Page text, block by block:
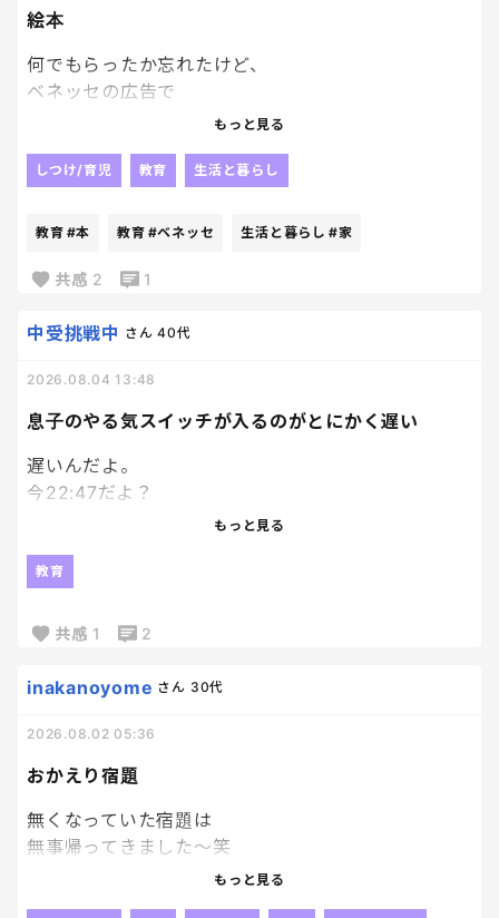
絵本
何でもらったか忘れたけど、
ベネッセの広告で
どうせぺらっぺらの本が届くんだろうな、
絵本大好き人間の長男にと、
ちょっと想定外にちゃんとした本届いてびっくり。
ていうか普通の本！
Ｗ抽選付のものだったんだけど、
あまりにちゃんとした本届いたから、
もっと見る
しつけ/育児 教育 生活と暮らし
教育 #本 教育 #ベネッセ 生活と暮らし #家
共感 2 1
息子のやる気スイッチが入るのがとにかく遅い
中受挑戦中 さん 40代
2026.08.04 13:48
遅いんだよ。
今22:47だよ？
エンジンかかり始めたのが22時過ぎってなんなん。
模試の解き直ししてるのはえらいよ！
って嬉しいよ！？
でもね、時間見て？
もっと見る
教育
共感 1 2
おかえり宿題
inakanoyome さん 30代
2026.08.02 05:36
無くなっていた宿題は
無事帰ってきました～笑
やっぱり人の「見た」とかもっと見る